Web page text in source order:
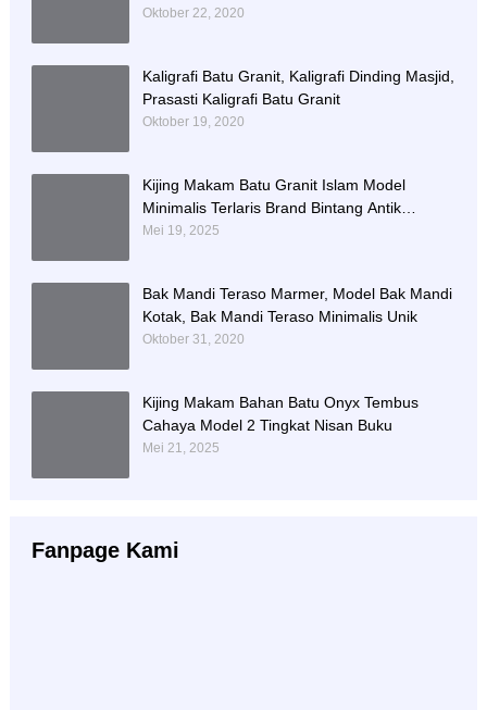
Oktober 22, 2020
Kaligrafi Batu Granit, Kaligrafi Dinding Masjid,
Prasasti Kaligrafi Batu Granit
Oktober 19, 2020
Kijing Makam Batu Granit Islam Model
Minimalis Terlaris Brand Bintang Antik
Sejahtera
Mei 19, 2025
Bak Mandi Teraso Marmer, Model Bak Mandi
Kotak, Bak Mandi Teraso Minimalis Unik
Oktober 31, 2020
Kijing Makam Bahan Batu Onyx Tembus
Cahaya Model 2 Tingkat Nisan Buku
Mei 21, 2025
Fanpage Kami